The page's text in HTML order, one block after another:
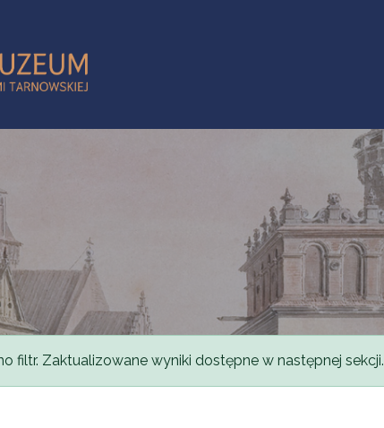
filtr. Zaktualizowane wyniki dostępne w następnej sekcji.